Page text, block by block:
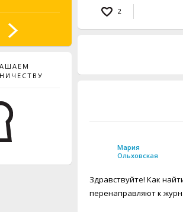
2
Мария
Ольховская
Здравствуйте! Как
перенаправляют к